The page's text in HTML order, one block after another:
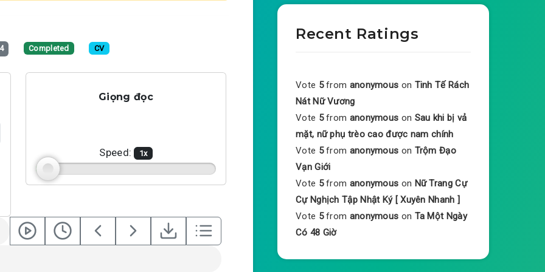
Completed CV
Giọng đọc
Speed: 1x
Recent Ratings
Vote 5 from anonymous on Tinh Tế Rách
Nát Nữ Vương
Vote 5 from anonymous on Sau khi bị vả
mặt, nữ phụ trèo cao được nam chính
Vote 5 from anonymous on Trộm Đạo
Vạn Giới
Vote 5 from anonymous on Nữ Trang Cự
Cự Nghịch Tập Nhật Ký [ Xuyên Nhanh ]
Vote 5 from anonymous on Ta Một Ngày
Có 48 Giờ